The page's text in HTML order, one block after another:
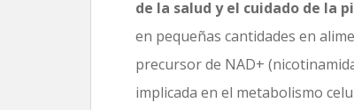
de la salud y el cuidado de la
en pequeñas cantidades en
precursor de NAD+
implicada en el metabolismo